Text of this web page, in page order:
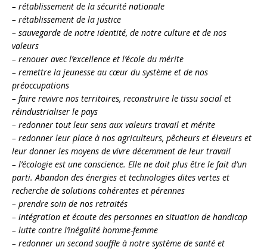
– rétablissement de la sécurité nationale
– rétablissement de la justice
– sauvegarde de notre identité, de notre culture et de nos
valeurs
– renouer avec l’excellence et l’école du mérite
– remettre la jeunesse au cœur du système et de nos
préoccupations
– faire revivre nos territoires, reconstruire le tissu social et
réindustrialiser le pays
– redonner tout leur sens aux valeurs travail et mérite
– redonner leur place à nos agriculteurs, pêcheurs et éleveurs et
leur donner les moyens de vivre décemment de leur travail
– l’écologie est une conscience. Elle ne doit plus être le fait d’un
parti. Abandon des énergies et technologies dites vertes et
recherche de solutions cohérentes et pérennes
– prendre soin de nos retraités
– intégration et écoute des personnes en situation de handicap
– lutte contre l’inégalité homme-femme
– redonner un second souffle à notre système de santé et